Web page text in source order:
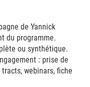
de Yannick
du programme.
ou synthétique.
: prise de
webinars, fiche